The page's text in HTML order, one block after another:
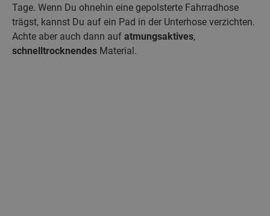
Tage. Wenn Du ohnehin eine gepolsterte Fahrradhose
trägst, kannst Du auf ein Pad in der Unterhose verzichten.
Achte aber auch dann auf atmungsaktives,
schnelltrocknendes Material.